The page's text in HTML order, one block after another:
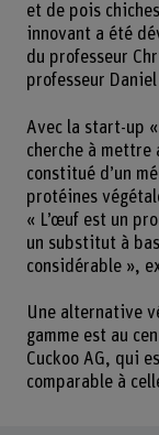
et de pois
innovant a été
du professeur
professeur
Avec la start-up
cherche à
constitué d’un
protéines
« L’œuf est un
un substitut à
considérable »,
Une alternative
gamme est au
Cuckoo AG, qui
comparable à